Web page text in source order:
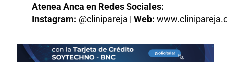
Atenea Anca en Redes Sociales:
Instagram: @clinipareja |Web: